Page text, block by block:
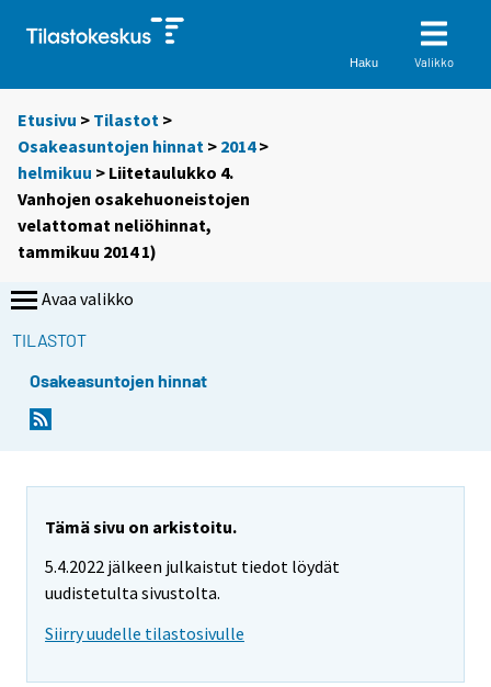
Haku Valikko
Etusivu > Tilastot >
Osakeasuntojen hinnat > 2014>
helmikuu > Liitetaulukko 4.
Vanhojen osakehuoneistojen
velattomat neliöhinnat,
tammikuu 2014 1)
Avaa valikko
TILASTOT
Osakeasuntojen hinnat
Tämä sivu on arkistoitu.
5.4.2022 jälkeen julkaistut tiedot löydät
uudistetulta sivustolta.
Siirry uudelle tilastosivulle